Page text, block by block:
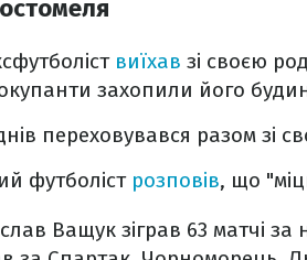
виїхав зі своєю
захопили його
переховувався разом зі
футболіст розповів, що
Ващук зіграв 63 матчі за